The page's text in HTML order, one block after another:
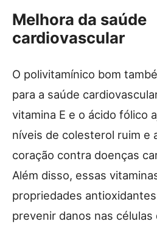
Melhora da saúde
cardiovascular
O polivitamínico bom
para a saúde
vitamina E e o ácido fólico
níveis de colesterol ruim e
coração contra doenças
Além disso, essas
propriedades
prevenir danos nas células